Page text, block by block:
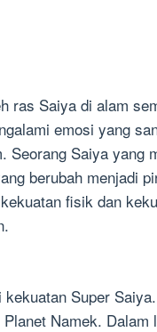
ras Saiya di alam
emosi yang
Seorang Saiya yang
berubah menjadi
fisik dan
Super
Namek. Dalam